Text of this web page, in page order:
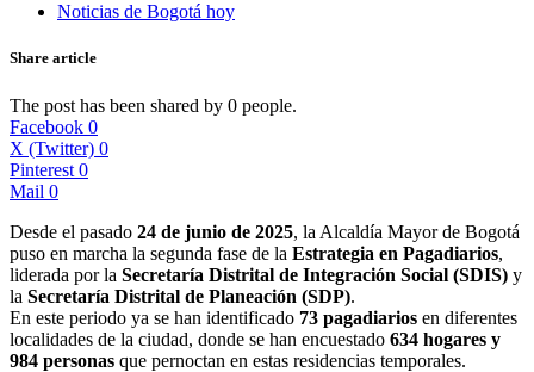
Noticias de Bogotá hoy
Share article
The post has been shared by 0 people.
Facebook 0
X (Twitter) 0
Pinterest 0
Mail 0
Desde el pasado 24 de junio de 2025, la Alcaldía Mayor de Bogotá
puso en marcha la segunda fase de la Estrategia en Pagadiarios,
liderada por la Secretaría Distrital de Integración Social (SDIS) y
la Secretaría Distrital de Planeación (SDP).
En este periodo ya se han identificado 73 pagadiarios en diferentes
localidades de la ciudad, donde se han encuestado 634 hogares y
984 personas que pernoctan en estas residencias temporales.